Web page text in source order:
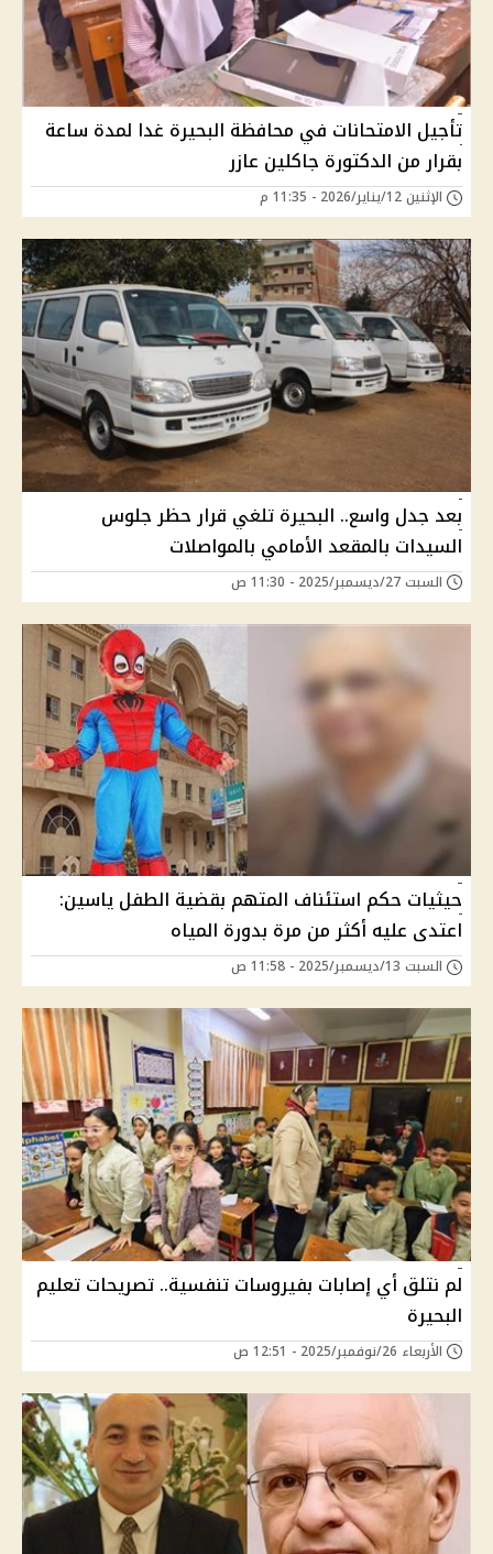
تأجيل الامتحانات في محافظة البحيرة غدا لمدة ساعة
بقرار من الدكتورة جاكلين عازر
الإثنين 12/يناير/2026 - 11:35 م
بعد جدل واسع.. البحيرة تلغي قرار حظر جلوس
السيدات بالمقعد الأمامي بالمواصلات
السبت 27/ديسمبر/2025 - 11:30 ص
حيثيات حكم استئناف المتهم بقضية الطفل ياسين:
اعتدى عليه أكثر من مرة بدورة المياه
السبت 13/ديسمبر/2025 - 11:58 ص
لم نتلق أي إصابات بفيروسات تنفسية.. تصريحات تعليم
البحيرة
الأربعاء 26/نوفمبر/2025 - 12:51 ص